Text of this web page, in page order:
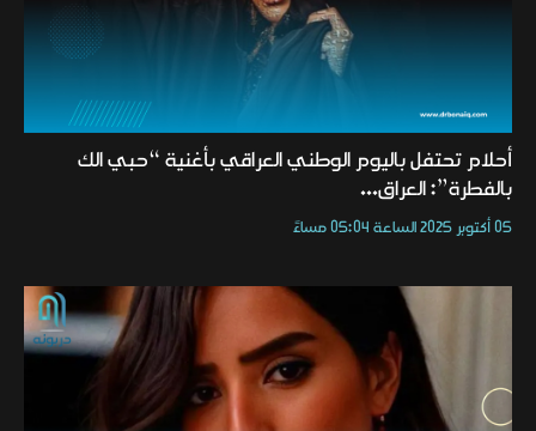
أحلام تحتفل باليوم الوطني العراقي بأغنية “حبي الك
بالفطرة”: العراق...
05 أكتوبر 2025 الساعة 05:04 مساءً